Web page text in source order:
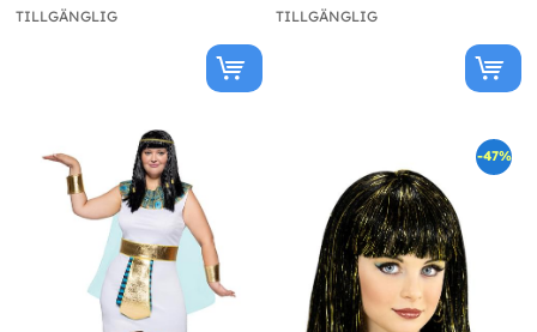
TILLGÄNGLIG TILLGÄNGLIG
-47%